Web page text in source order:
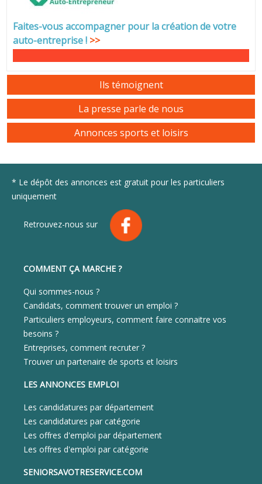
Faites-vous accompagner pour la création de votre
auto-entreprise! >>
Ils témoignent
La presse parle de nous
Annonces sports et loisirs
* Le dépôt des annonces est gratuit pour les particuliers
uniquement
Retrouvez-nous sur
COMMENT ÇA MARCHE ?
Qui sommes-nous ?
Candidats, comment trouver un emploi ?
Particuliers employeurs, comment faire connaitre vos
besoins ?
Entreprises, comment recruter ?
Trouver un partenaire de sports et loisirs
LES ANNONCES EMPLOI
Les candidatures par département
Les candidatures par catégorie
Les offres d'emploi par département
Les offres d'emploi par catégorie
SENIORSAVOTRESERVICE.COM